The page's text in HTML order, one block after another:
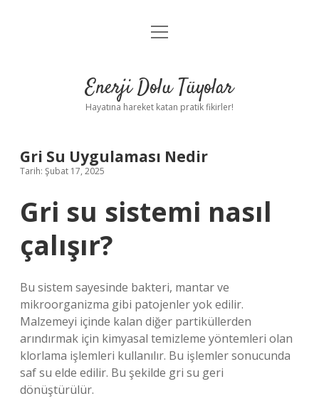
Anasayfa
Yasal Uyarı
menüyü
Enerji Dolu Tüyolar
Hayatına hareket katan pratik fikirler!
Gri Su Uygulaması Nedir
Tarih: Şubat 17, 2025
Gri su sistemi nasıl
çalışır?
Bu sistem sayesinde bakteri, mantar ve
mikroorganizma gibi patojenler yok edilir.
Malzemeyi içinde kalan diğer partiküllerden
arındırmak için kimyasal temizleme yöntemleri olan
klorlama işlemleri kullanılır. Bu işlemler sonucunda
saf su elde edilir. Bu şekilde gri su geri
dönüştürülür.